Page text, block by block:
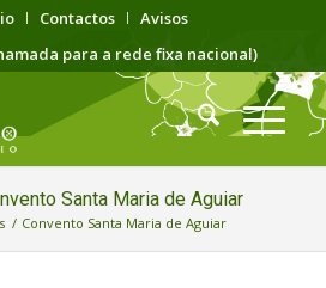
Contactos
Avisos
para a rede fixa nacional)
Santa Maria de Aguiar
/ Convento Santa Maria de Aguiar